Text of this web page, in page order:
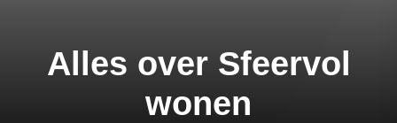
Alles over Sfeervol
wonen